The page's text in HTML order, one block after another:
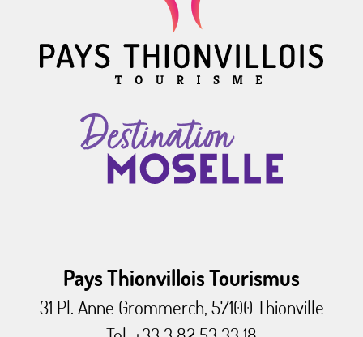
Pays Thionvillois Tourismus
31 Pl. Anne Grommerch, 57100 Thionville